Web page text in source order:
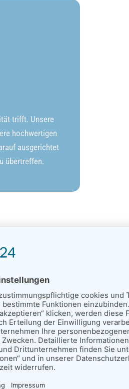
trifft. Unsere
hochwertigen
ausgerichtet
übertreffen.